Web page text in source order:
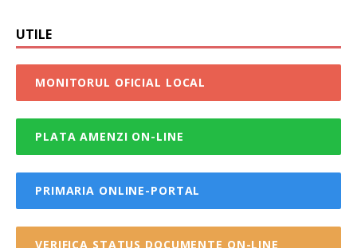
UTILE
MONITORUL OFICIAL LOCAL
PLATA AMENZI ON-LINE
PRIMARIA ONLINE-PORTAL
VERIFICA STATUS DOCUMENTE ON-LINE